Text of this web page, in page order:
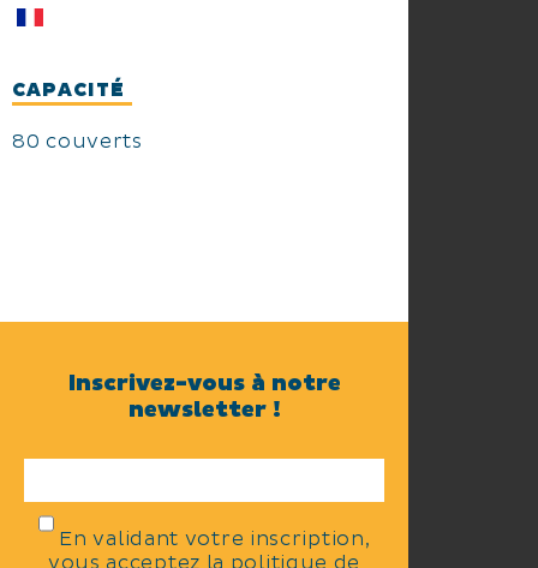
CAPACITÉ
80 couverts
Inscrivez-vous à notre
newsletter !
En validant votre inscription,